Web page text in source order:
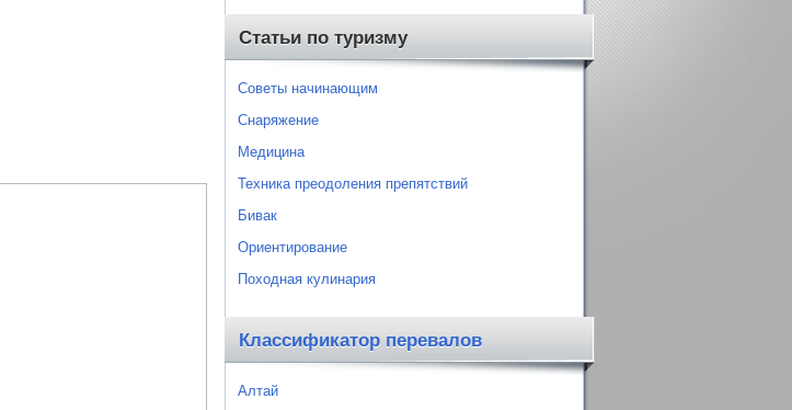
Статьи по туризму
Советы начинающим
Снаряжение
Медицина
Техника преодоления препятствий
Бивак
Ориентирование
Походная кулинария
Классификатор перевалов
Алтай